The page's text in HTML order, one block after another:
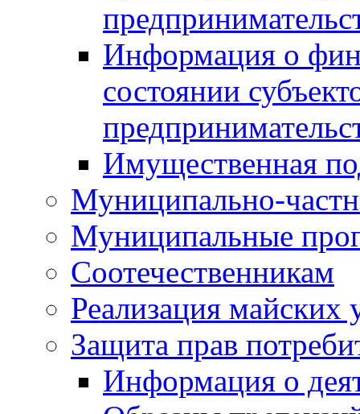
Информация о
состоянии
Имущественная
Муниципально-
Муниципальные
Соотечественникам
Реализация майских
Защита прав
Информация о